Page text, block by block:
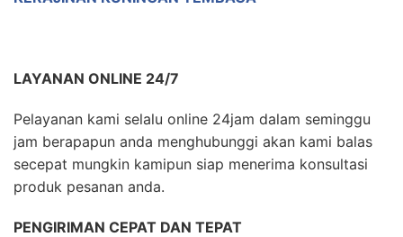
LAYANAN ONLINE 24/7
Pelayanan kami selalu online 24jam dalam seminggu
jam berapapun anda menghubunggi akan kami balas
secepat mungkin kamipun siap menerima konsultasi
produk pesanan anda.
PENGIRIMAN CEPAT DAN TEPAT